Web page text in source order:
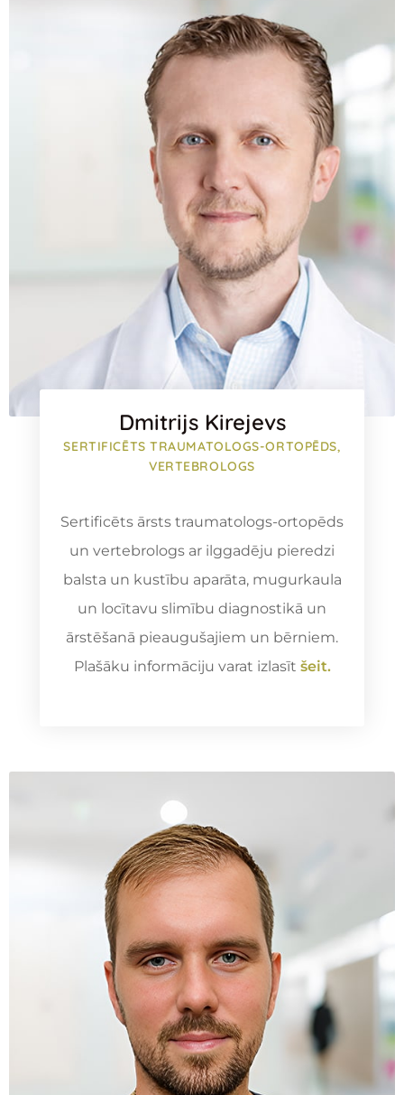
Dmitrijs Kirejevs
SERTIFICĒTS TRAUMATOLOGS-ORTOPĒDS,
VERTEBROLOGS
Sertificēts ārsts traumatologs-ortopēds
un vertebrologs ar ilggadēju pieredzi
balsta un kustību aparāta, mugurkaula
un locītavu slimību diagnostikā un
ārstēšanā pieaugušajiem un bērniem.
Plašāku informāciju varat izlasīt šeit.